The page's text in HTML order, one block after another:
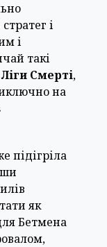
і
і
такі
Ліги Смерті,
на
підігріла
як
Бетмена